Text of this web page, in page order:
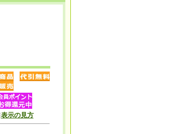
表示の見方